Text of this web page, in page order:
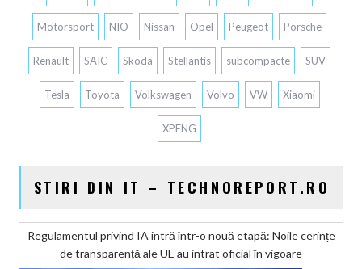
Motorsport NIO Nissan Opel Peugeot Porsche
Renault SAIC Skoda Stellantis subcompacte SUV
Tesla Toyota Volkswagen Volvo VW Xiaomi
XPENG
STIRI DIN IT – TECHNOREPORT.RO
Regulamentul privind IA intră într-o nouă etapă: Noile cerințe
de transparență ale UE au intrat oficial în vigoare